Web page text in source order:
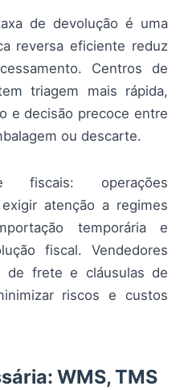
de devolução é uma
reversa eficiente reduz
Centros de
triagem mais rápida,
e decisão precoce entre
ou descarte.
operações
atenção a regimes
temporária e
fiscal. Vendedores
de frete e cláusulas de
riscos e custos
WMS, TMS